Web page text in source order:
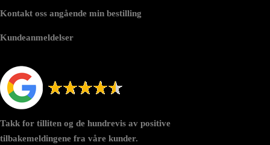
Kontakt oss angående min bestilling
Kundeanmeldelser
Takk for tilliten og de hundrevis av positive
tilbakemeldingene fra våre kunder.